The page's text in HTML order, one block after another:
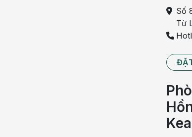
Nhược điểm và nguy cơ của viên
Tác hại đầu tiên, có thể gây hại đối với
Thuốc thường dùng dạng viên sủi hiện nay
một cụ già bị cảm đã dùng thuốc trị cảm
sủi, sau đó huyết áp tăng vọt, phải nhập
thuốc viên sủilà
Số
Từ